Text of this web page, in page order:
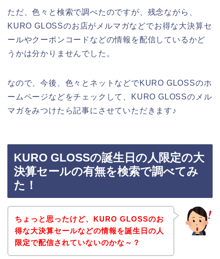
ただ、色々と検索で調べたのですが、残念ながら、
KURO GLOSSのお店がメルマガなどでお得な大決算セ
ールやクーポンコードなどの情報を配信しているかど
うかは分かりませんでした。
なので、今後、色々とネットなどでKURO GLOSSのホ
ームページなどをチェックして、KURO GLOSSのメル
マガをみつけたら記事にさせていただきます♪
KURO GLOSSの誕生日の人限定の大
決算セールの有無を検索で調べてみ
た！
ちょっと思ったけど、KURO GLOSSのお
得な大決算セールなどの情報を誕生日の人
限定で配信されていないのかな～？